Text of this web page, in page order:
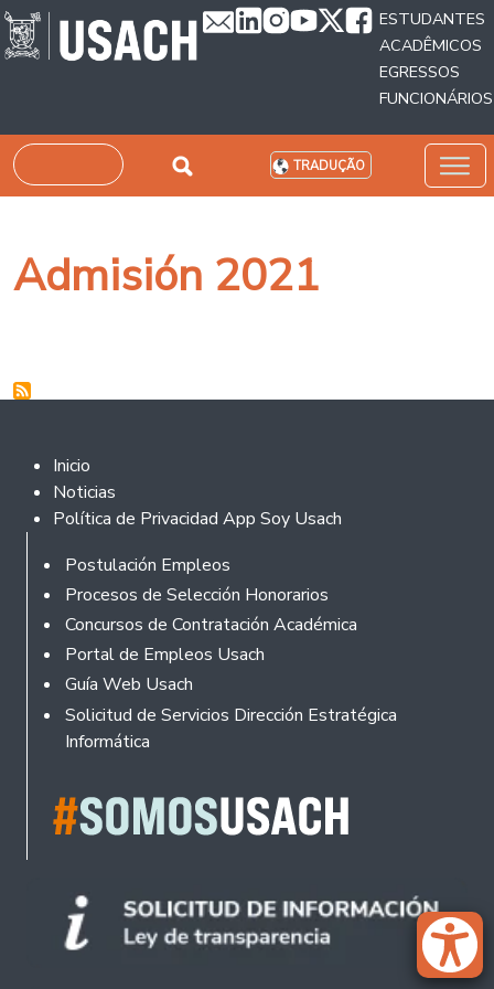
Passar para o conteúdo principal
ESTUDANTES
ACADÊMICOS
EGRESSOS
FUNCIONÁRIOS
Pesquisar TRADUÇÃO
Admisión 2021
Footer 2
Inicio
Noticias
Política de Privacidad App Soy Usach
Rodapé
Postulación Empleos
Procesos de Selección Honorarios
Concursos de Contratación Académica
Portal de Empleos Usach
Guía Web Usach
Solicitud de Servicios Dirección Estratégica
Informática